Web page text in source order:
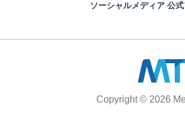
ソーシャルメディア 公
Copyright © 2026